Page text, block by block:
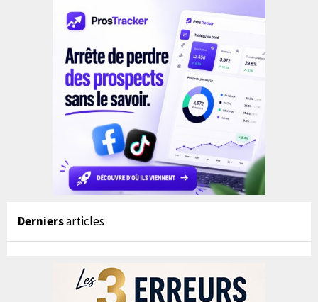
Derniersarticles